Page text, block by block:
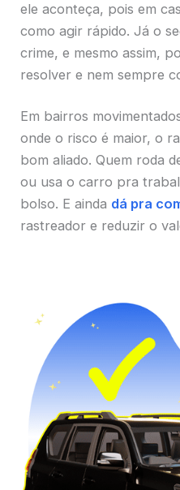
ele aconteça, pois em
como agir rápido. Já o
crime, e mesmo assim,
resolver e nem sempre
Em bairros
onde o risco é maior, o
bom aliado. Quem roda
ou usa o carro pra
bolso. E ainda dá pra
rastreador e reduzir o